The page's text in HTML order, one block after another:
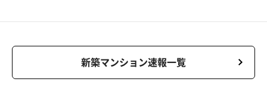
新築マンション速報一覧